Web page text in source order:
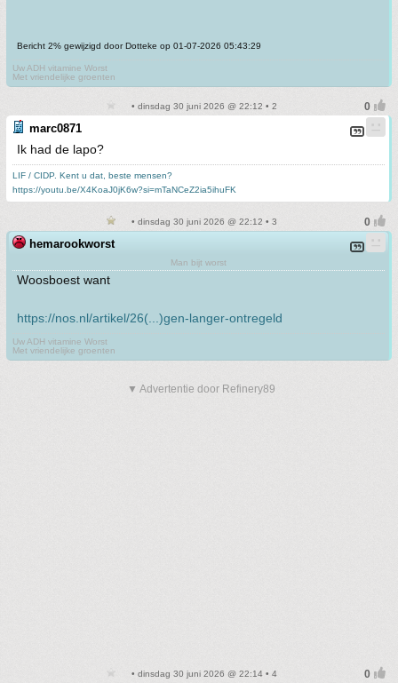
Bericht 2% gewijzigd door Dotteke op 01-07-2026 05:43:29
Uw ADH vitamine Worst
Met vriendelijke groenten
• dinsdag 30 juni 2026 @ 22:12 • 2
marc0871
Ik had de lapo?
LIF / CIDP. Kent u dat, beste mensen?
https://youtu.be/X4KoaJ0jK6w?si=mTaNCeZ2ia5ihuFK
• dinsdag 30 juni 2026 @ 22:12 • 3
hemarookworst
Man bijt worst
Woosboest want
https://nos.nl/artikel/26(...)gen-langer-ontregeld
Uw ADH vitamine Worst
Met vriendelijke groenten
▼ Advertentie door Refinery89
• dinsdag 30 juni 2026 @ 22:14 • 4